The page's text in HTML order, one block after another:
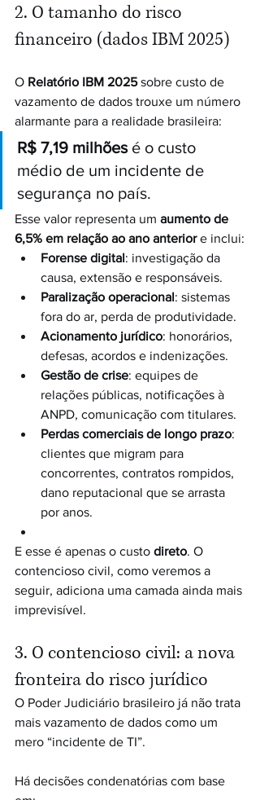
2. O tamanho do risco
financeiro (dados IBM 2025)
O Relatório IBM 2025 sobre custo de
vazamento de dados trouxe um número
alarmante para a realidade brasileira:
R$ 7,19 milhões é o custo
médio de um incidente de
segurança no país.
Esse valor representa um aumento de
6,5% em relação ao ano anterior e inclui:
Forense digital: investigação da
causa, extensão e responsáveis.
Paralização operacional: sistemas
fora do ar, perda de produtividade.
Acionamento jurídico: honorários,
defesas, acordos e indenizações.
Gestão de crise: equipes de
relações públicas, notificações à
ANPD, comunicação com titulares.
Perdas comerciais de longo prazo:
clientes que migram para
concorrentes, contratos rompidos,
dano reputacional que se arrasta
por anos.
E esse é apenas o custo direto. O
contencioso civil, como veremos a
seguir, adiciona uma camada ainda mais
imprevisível.
3. O contencioso civil: a nova
fronteira do risco jurídico
O Poder Judiciário brasileiro já não trata
mais vazamento de dados como um
mero “incidente de TI”.
Há decisões condenatórias com base